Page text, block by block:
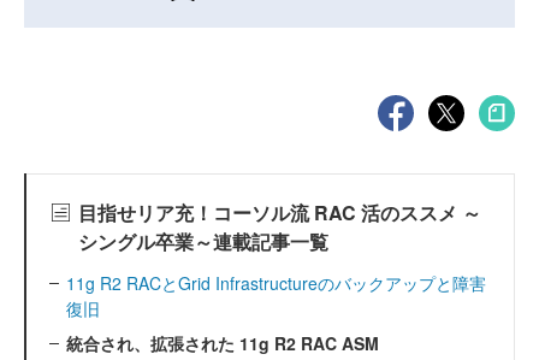
目指せリア充！コーソル流 RAC 活のススメ ～
シングル卒業～連載記事一覧
11g R2 RACとGrid Infrastructureのバックアップと障害
復旧
統合され、拡張された 11g R2 RAC ASM